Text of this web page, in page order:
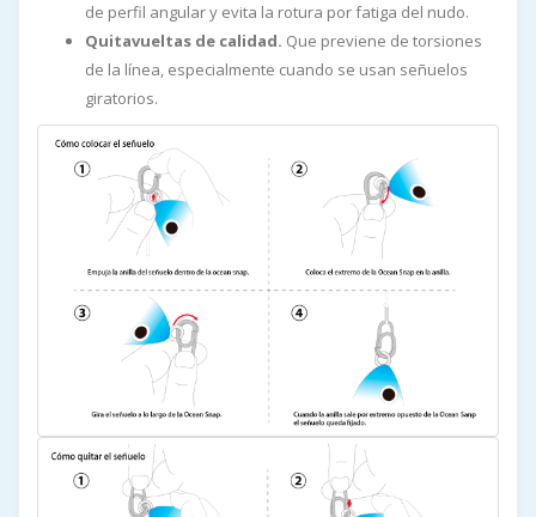
de perfil angular y evita la rotura por fatiga del nudo.
Quitavueltas de calidad. Que previene de torsiones
de la línea, especialmente cuando se usan señuelos
giratorios.